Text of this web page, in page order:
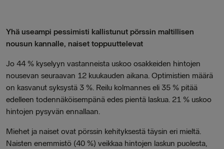
Yhä useampi pessimisti kallistunut pörssin maltillisen
nousun kannalle, naiset toppuuttelevat
Jo 44 % kyselyyn vastanneista uskoo osakkeiden hintojen
nousevan seuraavan 12 kuukauden aikana. Optimistien määrä
on kasvanut syksystä 3 %. Reilu kolmannes eli 35 % pitää
edelleen todennäköisempänä edes pientä laskua. 21 % uskoo
hintojen pysyvän ennallaan.
Miehet ja naiset ovat pörssin kehityksestä täysin eri mieltä.
Naisten enemmistö (40 %) veikkaa hintojen laskun puolesta,